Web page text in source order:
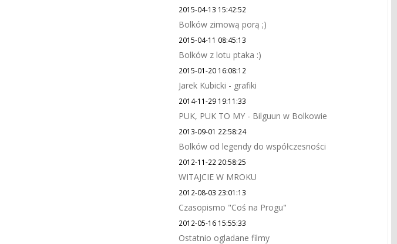
2015-04-13 15:42:52
Bolków zimową porą ;)
2015-04-11 08:45:13
Bolków z lotu ptaka :)
2015-01-20 16:08:12
Jarek Kubicki - grafiki
2014-11-29 19:11:33
PUK, PUK TO MY - Bilguun w Bolkowie
2013-09-01 22:58:24
Bolków od legendy do współczesności
2012-11-22 20:58:25
WITAJCIE W MROKU
2012-08-03 23:01:13
Czasopismo "Coś na Progu"
2012-05-16 15:55:33
Ostatnio ogladane filmy